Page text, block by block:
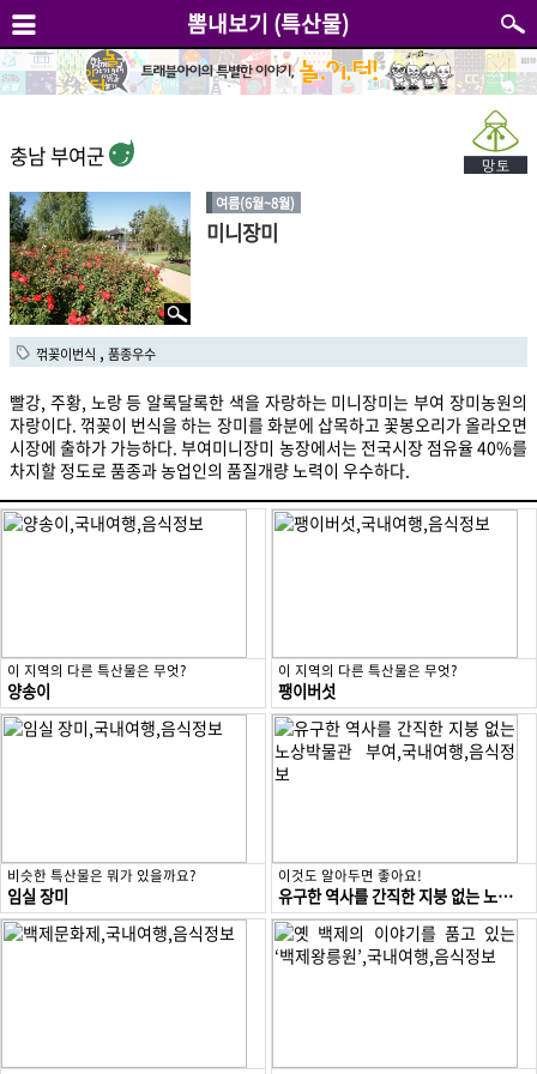
뽐내보기 (특산물)
충남 부여군
여름(6월~8월)
미니장미
꺾꽂이번식 , 품종우수
빨강, 주황, 노랑 등 알록달록한 색을 자랑하는 미니장미는 부여 장미농원의
자랑이다. 꺾꽂이 번식을 하는 장미를 화분에 삽목하고 꽃봉오리가 올라오면
시장에 출하가 가능하다. 부여미니장미 농장에서는 전국시장 점유율 40%를
차지할 정도로 품종과 농업인의 품질개량 노력이 우수하다.
이 지역의 다른 특산물은 무엇?
양송이
이 지역의 다른 특산물은 무엇?
팽이버섯
비슷한 특산물은 뭐가 있을까요?
임실 장미
이것도 알아두면 좋아요!
유구한 역사를 간직한 지붕 없는 노상박물관 부여